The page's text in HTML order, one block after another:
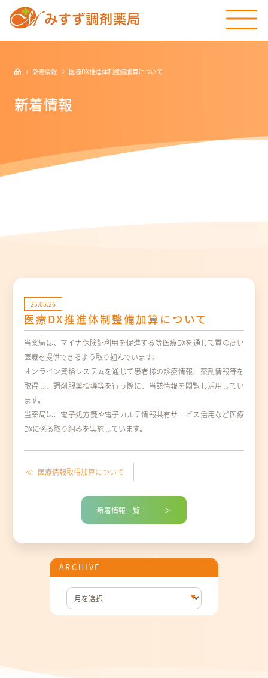
新着情報 医療DX推進体制整備加算について
新着情報
25.05.26
医療DX推進体制整備加算について
当薬局は、マイナ保険証利用を促進する等医療DXを通じて質の高い
医療を提供できるよう取り組んでいます。
オンライン資格システムを通じて患者様の診療情報、薬剤情報等を
取得し、調剤服薬指導等を行う際に、当該情報を閲覧し活用してい
ます。
当薬局は、電子処方箋や電子カルテ情報共有サービス活用など医療
DXに係る取り組みを実施しています。
医療情報取得加算について
新着情報一覧
ARCHIVE